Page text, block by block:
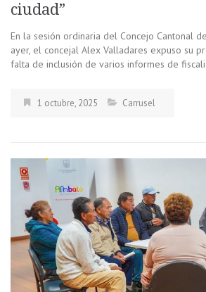
ciudad”
En la sesión ordinaria del Concejo Cantonal
ayer, el concejal Alex Valladares expuso su
falta de inclusión de varios informes de
1 octubre, 2025 Carrusel